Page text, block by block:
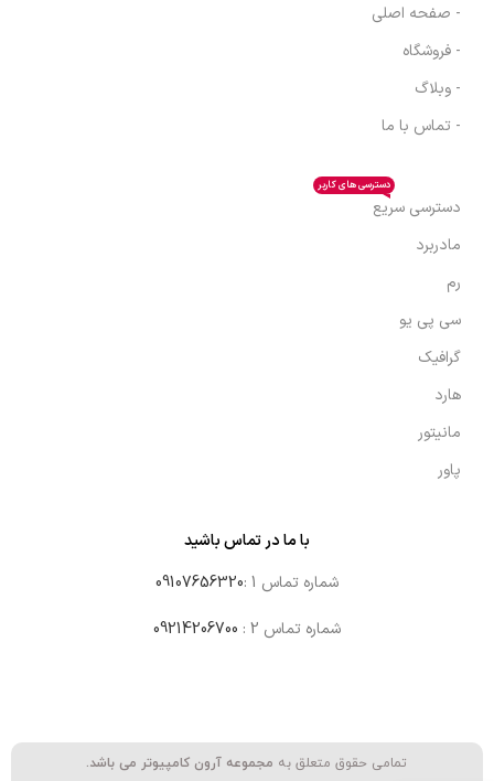
- صفحه اصلی
- فروشگاه
- وبلاگ
- تماس با ما
دسترسی سریع
دسترسی های کاربر
مادربرد
رم
سی پی یو
گرافیک
هارد
مانیتور
پاور
با ما در تماس باشید
شماره تماس 1 :
09107656320
شماره تماس 2 :
تمامی حقوق متعلق به مجموعه آرون کامپیوتر می باشد.